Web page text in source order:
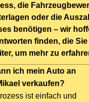
die
oder die
benötigen – wir
finden, die
um mehr zu
ich mein Auto an
verkaufen?
ist einfach und